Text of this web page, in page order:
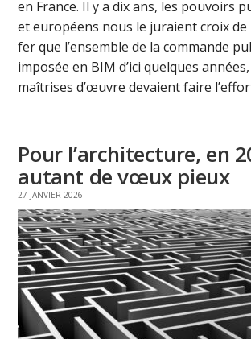
en France. Il y a dix ans, les pouvoirs
et européens nous le juraient croix de
fer que l’ensemble de la commande
imposée en BIM d’ici quelques
maîtrises d’œuvre devaient faire
Pour l’architecture, en
autant de vœux pieux
27 JANVIER 2026